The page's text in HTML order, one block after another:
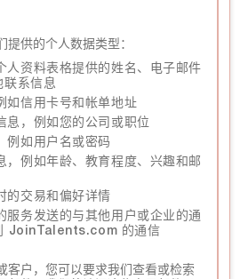
提供的个人数据类型：
人资料表格提供的姓名、电子邮件
联系信息
如信用卡号和帐单地址
息，例如您的公司或职位
例如用户名或密码
，例如年龄、教育程度、兴趣和邮
的交易和偏好详情
服务发送的与其他用户或企业的通
JoinTalents.com 的通信
客户，您可以要求我们查看或检索